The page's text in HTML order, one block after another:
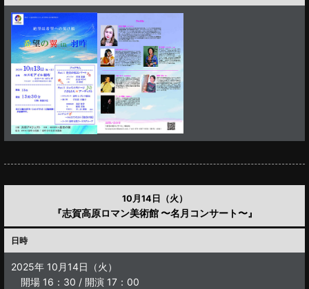
10月14日（火）
『志賀高原ロマン美術館 〜名月コンサート〜』
日時
2025年 10月14日（火）
開場 16：30 / 開演 17：00